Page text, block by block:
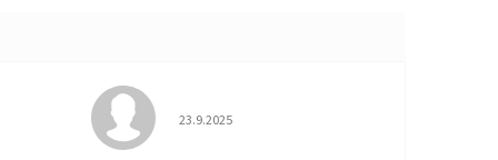
5 z 5 hvězdiček.
Hodnocení obchodu je 5 z 5 hvězdiček.
23.9.2025